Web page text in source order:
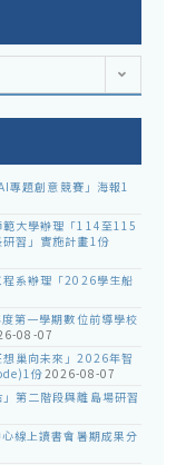
專題創意競賽」海報1
範大學辦理「114至115
習」實施計畫1份
系辦理「2026學生船
第一學期數位前導學校
08-07
巢向未來」2026年智
份2026-08-07
第二階段與離島場研習
線上讀書會暑期成果分